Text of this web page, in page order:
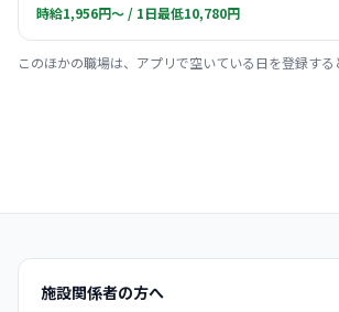
時給1,956円〜 / 1日最低10,780円
このほかの職場は、アプリで空いている日を登録する
施設関係者の方へ